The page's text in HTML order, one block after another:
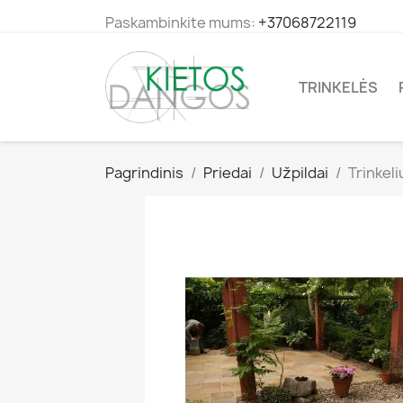
Paskambinkite mums: +37068722119
TRINKELĖS
Pagrindinis Priedai Užpildai